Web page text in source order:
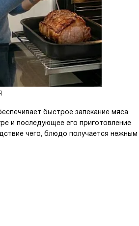
быстрое запекание мяса
и последующее его приготовление
чего, блюдо получается нежным